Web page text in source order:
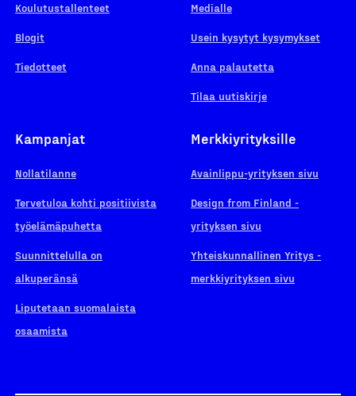
Koulutustallenteet
Blogit
Tiedotteet
Medialle
Usein kysytyt kysymykset
Anna palautetta
Tilaa uutiskirje
Kampanjat
Nollatilanne
Tervetuloa kohti positiivista
työelämäpuhetta
Suunnittelulla on
alkuperänsä
Liputetaan suomalaista
osaamista
Merkkiyrityksille
Avainlippu-yrityksen sivu
Design from Finland -
yrityksen sivu
Yhteiskunnallinen Yritys -
merkkiyrityksen sivu